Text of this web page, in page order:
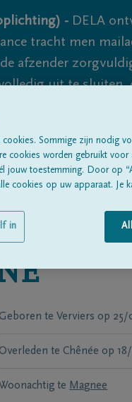
- DELA
tracht men
afzender
uit te sluiten,
Geboren te Verviers op 25/
Overleden te Chênée op
te Magnee
Sommige zijn nodig
cookies worden gebruikt
jouw toestemming. Door op
cookies op uw apparaat. Je
in